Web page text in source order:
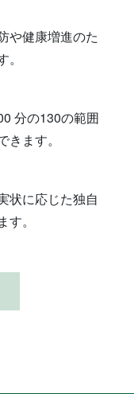
や健康増進のた
分の130の範囲
ます。
状に応じた独自
。